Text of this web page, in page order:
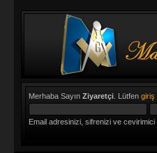
Merhaba SayınZiyaretçi . Lütfengiriş
Email adresinizi, sifrenizi ve cevirimici